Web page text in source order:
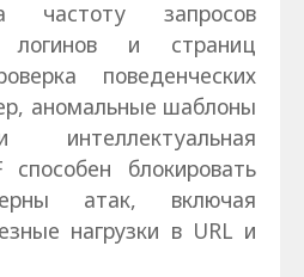
частоту запросов
логинов и страниц
поведенческих
аномальные шаблоны
способен блокировать
атак, включая
нагрузки в URL и